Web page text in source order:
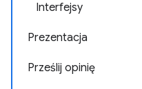
Interfejsy
Prezentacja
Prześlij opinię